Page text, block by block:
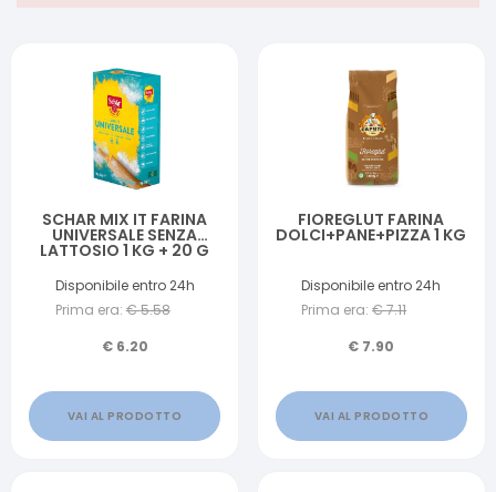
SCHAR MIX IT FARINA
UNIVERSALE SENZA
LATTOSIO 1 KG + 20 G
Disponibile entro 24h
Prima era: €5.58
€ 6.20
VAI AL PRODOTTO
FIOREGLUT FARINA
DOLCI+PANE+PIZZA 1 KG
Disponibile entro 24h
Prima era: €7.11
€ 7.90
VAI AL PRODOTTO